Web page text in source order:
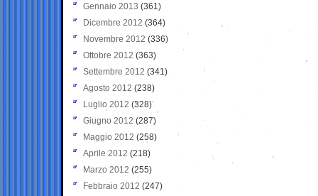
Gennaio 2013 (361)
Dicembre 2012 (364)
Novembre 2012 (336)
Ottobre 2012 (363)
Settembre 2012 (341)
Agosto 2012 (238)
Luglio 2012 (328)
Giugno 2012 (287)
Maggio 2012 (258)
Aprile 2012 (218)
Marzo 2012 (255)
Febbraio 2012 (247)